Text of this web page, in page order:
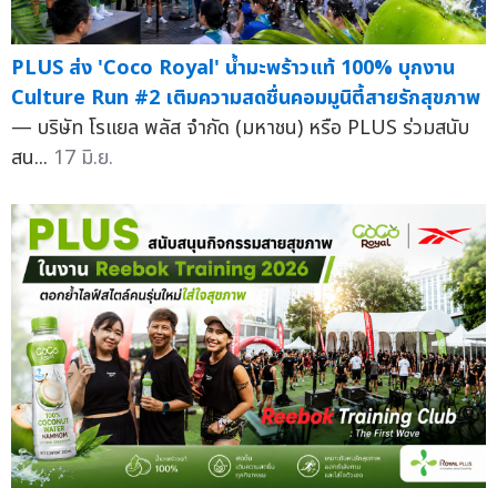
PLUS ส่ง 'Coco Royal' น้ำมะพร้าวแท้ 100% บุกงาน
Culture Run #2 เติมความสดชื่นคอมมูนิตี้สายรักสุขภาพ
— บริษัท โรแยล พลัส จำกัด (มหาชน) หรือ PLUS ร่วมสนับ
สน... 17 มิ.ย.